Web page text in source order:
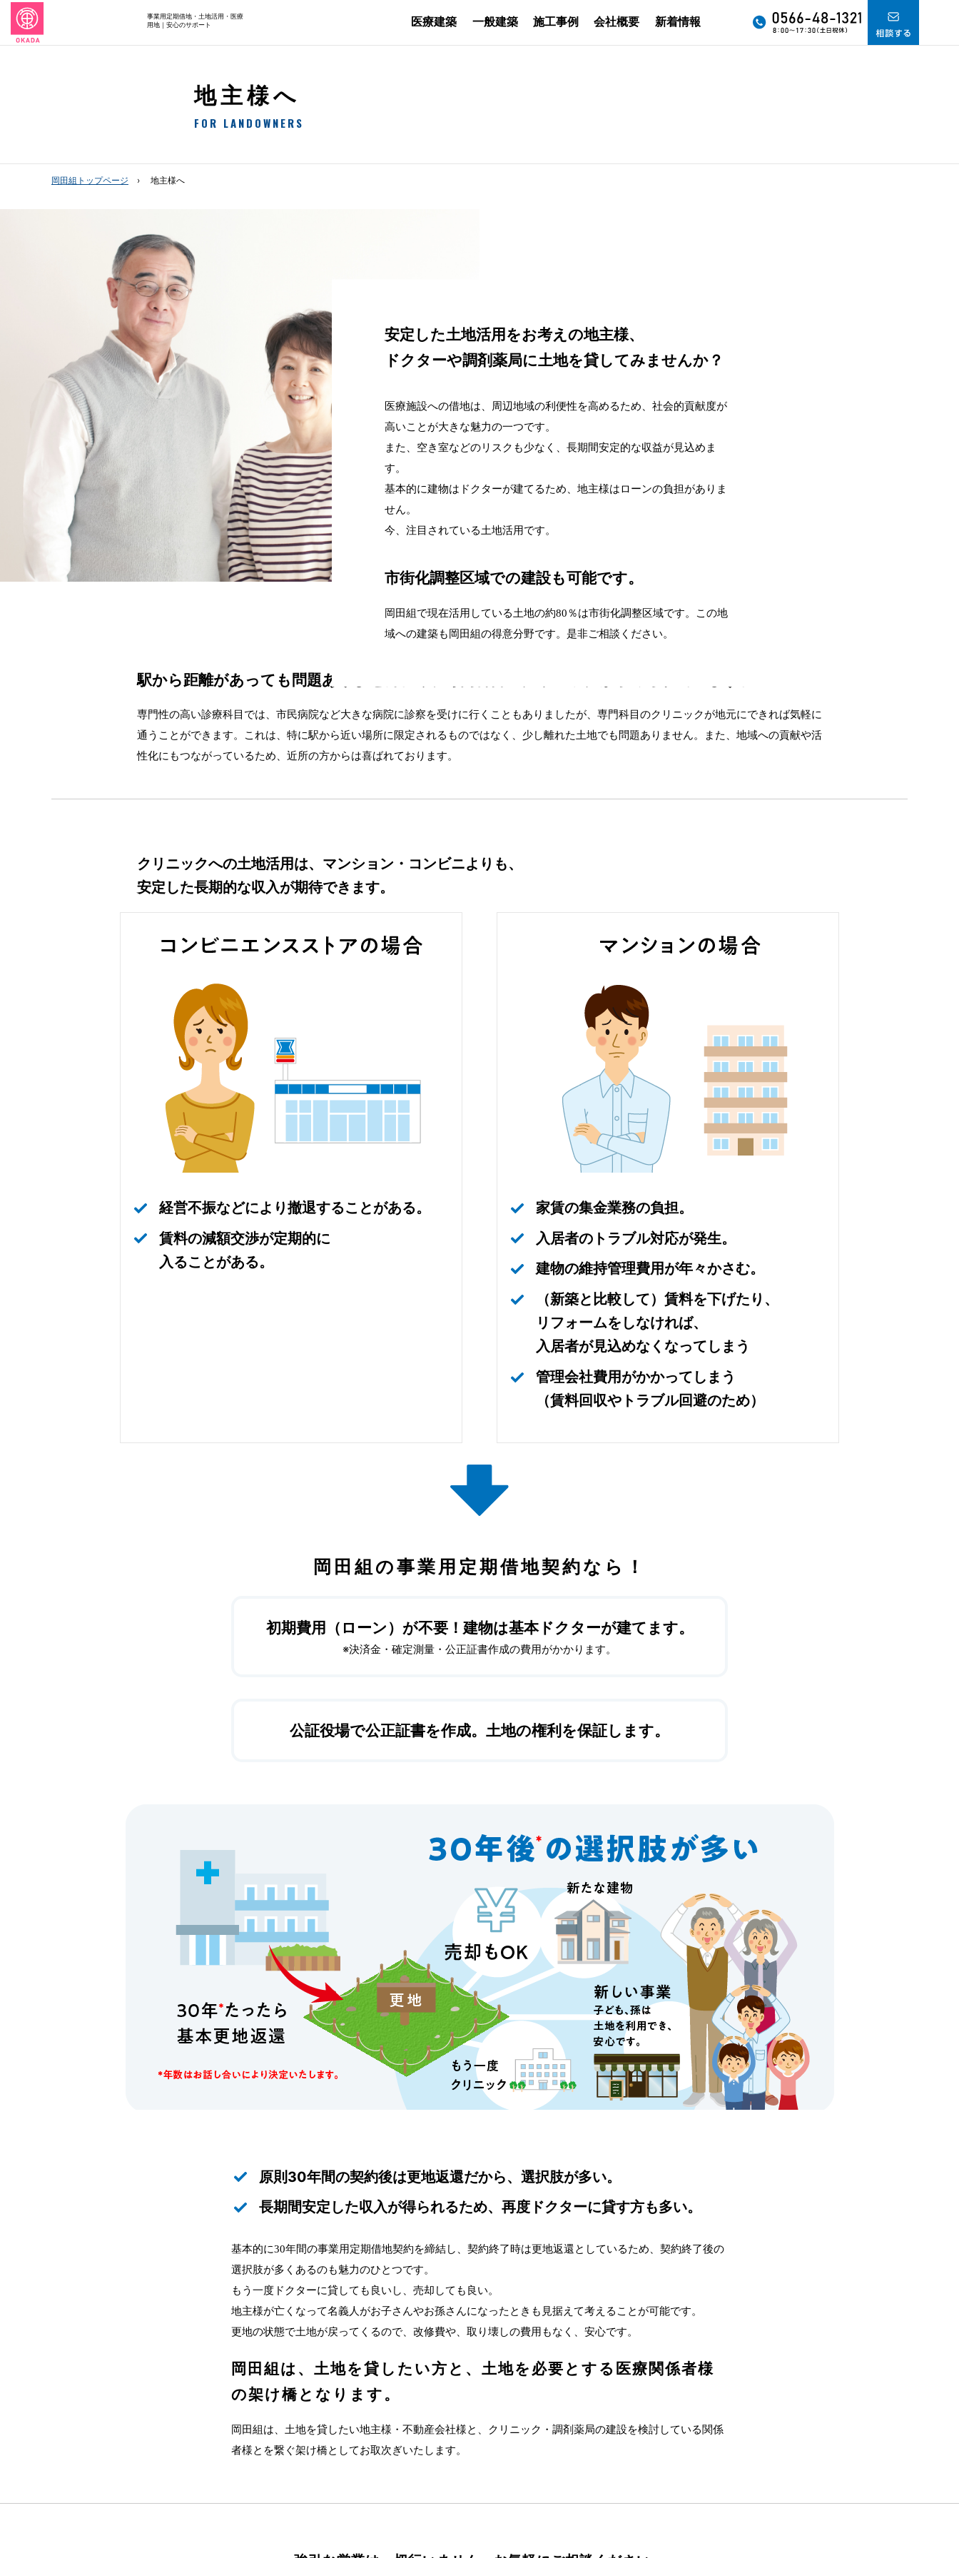
事業用定期借地・土地活用・医療
用地｜安心のサポート
医療建築 一般建築 施工事例 会社概要 新着情報
地主様へ
FOR LANDOWNERS
岡田組トップページ 地主様へ
安定した土地活用をお考えの地主様、
ドクターや調剤薬局に土地を貸してみませんか？
医療施設への借地は、周辺地域の利便性を高めるため、社会的貢献度が
高いことが大きな魅力の一つです。
また、空き室などのリスクも少なく、長期間安定的な収益が見込めま
す。
基本的に建物はドクターが建てるため、地主様はローンの負担がありま
せん。
今、注目されている土地活用です。
市街化調整区域での建設も可能です。
岡田組で現在活用している土地の約80％は市街化調整区域です。この地
域への建築も岡田組の得意分野です。是非ご相談ください。
駅から距離があっても問題ありません。今、専門科目のクリニックが求められています。
専門性の高い診療科目では、市民病院など大きな病院に診察を受けに行くこともありましたが、専門科目のクリニックが地元にできれば気軽に
通うことができます。これは、特に駅から近い場所に限定されるものではなく、少し離れた土地でも問題ありません。また、地域への貢献や活
性化にもつながっているため、近所の方からは喜ばれております。
クリニックへの土地活用は、マンション・コンビニよりも、
安定した長期的な収入が期待できます。
経営不振などにより撤退することがある。
賃料の減額交渉が定期的に
入ることがある。
家賃の集金業務の負担。
入居者のトラブル対応が発生。
建物の維持管理費用が年々かさむ。
（新築と比較して）賃料を下げたり、
リフォームをしなければ、
入居者が見込めなくなってしまう
管理会社費用がかかってしまう
（賃料回収やトラブル回避のため）
岡田組の事業用定期借地契約なら！
初期費用（ローン）が不要！ 建物は基本ドクターが建てます。
※決済金・確定測量・公正証書作成の費用がかかります。
公証役場で公正証書を作成。 土地の権利を保証します。
原則30年間の契約後は更地返還だから、選択肢が多い。
長期間安定した収入が得られるため、再度ドクターに貸す方も多い。
基本的に30年間の事業用定期借地契約を締結し、契約終了時は更地返還としているため、契約終了後の
選択肢が多くあるのも魅力のひとつです。
もう一度ドクターに貸しても良いし、売却しても良い。
地主様が亡くなって名義人がお子さんやお孫さんになったときも見据えて考えることが可能です。
更地の状態で土地が戻ってくるので、改修費や、取り壊しの費用もなく、安心です。
岡田組は、土地を貸したい方と、土地を必要とする医療関係者様
の架け橋となります。
岡田組は、土地を貸したい地主様・不動産会社様と、クリニック・調剤薬局の建設を検討している関係
者様とを繋ぐ架け橋としてお取次ぎいたします。